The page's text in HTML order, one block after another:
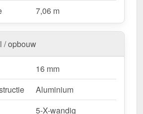
klimatologische
– Heldere &
met ongeveer 70 %
dakgoot– Waterafvoer via de
esthetisch & functioneel.
design– Met slechts 3
terras open & ruimtelijk.
7,06 m
/ opbouw
16 mm
Aluminium
5-X-wandig